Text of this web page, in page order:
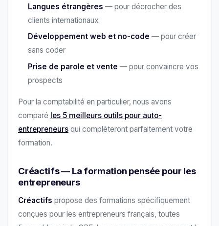
Langues étrangères — pour décrocher des
clients internationaux
Développement web et no-code — pour créer
sans coder
Prise de parole et vente — pour convaincre vos
prospects
Pour la comptabilité en particulier, nous avons
comparé les 5 meilleurs outils pour auto-
entrepreneurs qui complèteront parfaitement votre
formation.
Créactifs — La formation pensée pour les
entrepreneurs
Créactifs propose des formations spécifiquement
conçues pour les entrepreneurs français, toutes